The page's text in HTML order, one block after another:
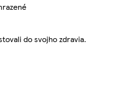
do svojho zdravia.